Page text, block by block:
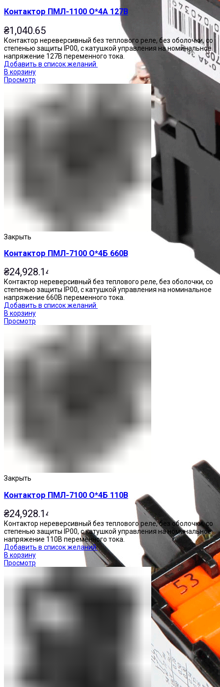
Контактор ПМЛ-1100 О*4А 127В
₴1,040.65
Контактор нереверсивный без теплового реле, без оболочки, со
степенью защиты IP00, с катушкой управления на номинальное
напряжение 127В переменного тока.
Добавить в список желаний
В корзину
Просмотр
Закрыть
Контактор ПМЛ-7100 О*4Б 660В
₴24,928.14
Контактор нереверсивный без теплового реле, без оболочки, со
степенью защиты IP00, с катушкой управления на номинальное
напряжение 660В переменного тока.
Добавить в список желаний
В корзину
Просмотр
Закрыть
Контактор ПМЛ-7100 О*4Б 110В
₴24,928.14
Контактор нереверсивный без теплового реле, без оболочки, со
степенью защиты IP00, с катушкой управления на номинальное
напряжение 110В переменного тока.
Добавить в список желаний
В корзину
Просмотр